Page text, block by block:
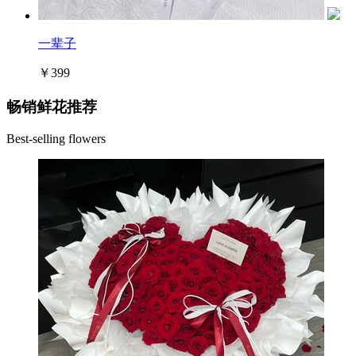
一辈子
￥399
畅销鲜花推荐
Best-selling flowers